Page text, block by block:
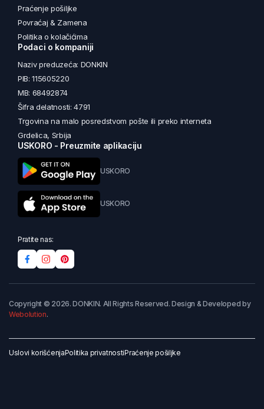
Praćenje pošiljke
Povraćaj & Zamena
Politika o kolačićima
Podaci o kompaniji
Naziv preduzeća: DONKIN
PIB: 115605220
MB: 68492874
Šifra delatnosti: 4791
Trgovina na malo posredstvom pošte ili preko interneta
Grdelica, Srbija
USKORO - Preuzmite aplikaciju
USKORO
USKORO
Pratite nas:
Copyright © 2026. DONKIN. All Rights Reserved. Design & Developed by
Webolution.
Uslovi korišćenjaPolitika privatnostiPraćenje pošiljke